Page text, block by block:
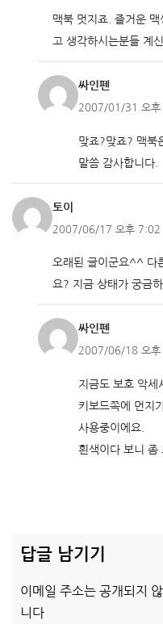
맥북 멋지죠. 즐거운
고 생각하시는분들 계
싸인펜
2007/01/31 오후
맞죠?맞죠? 맥북
말씀 감사합니다.
토이
2007/06/17 오후 7:02
오래된 글이군요^^ 다
요? 지금 상태가 궁금
싸인펜
2007/06/18 오
지금도 보호 악세
키보드쪽에 먼지
사용중이에요.
흰색이다 보니 좀
답글 남기기
이메일 주소는 공개되지
니다